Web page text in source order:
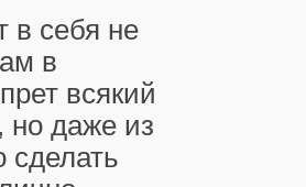
в себя не
в
всякий
но даже из
сделать